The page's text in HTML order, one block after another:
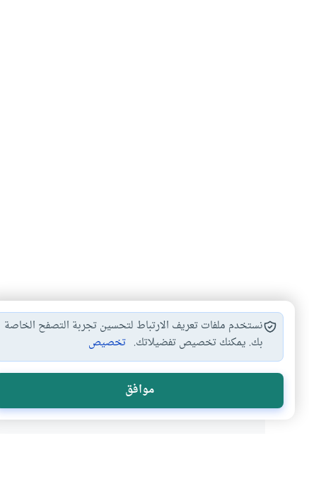
التعامل بالرشوة الفرق بين الرشوة…
#تعامل الشركات بالرشوة…
نستخدم ملفات تعريف الارتباط لتحسين تجربة التصفح الخاصة
بك. يمكنك تخصيص تفضيلاتك. تخصيص
موافق